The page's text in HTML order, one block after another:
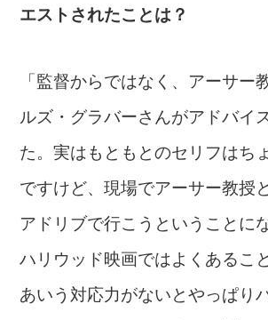
エストされたことは？
「監督からではなく、アーサー
ルズ・グラバーさんがアドバイ
た。実はもともとのセリフはち
ですけど、現場でアーサー教授
アドリブで行こうということに
ハリウッド映画ではよくあるこ
あいう対応力がないとやっぱり